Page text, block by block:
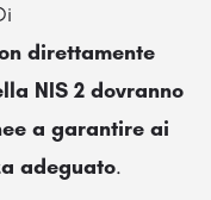
direttamente
NIS 2 dovranno
a garantire ai
adeguato.